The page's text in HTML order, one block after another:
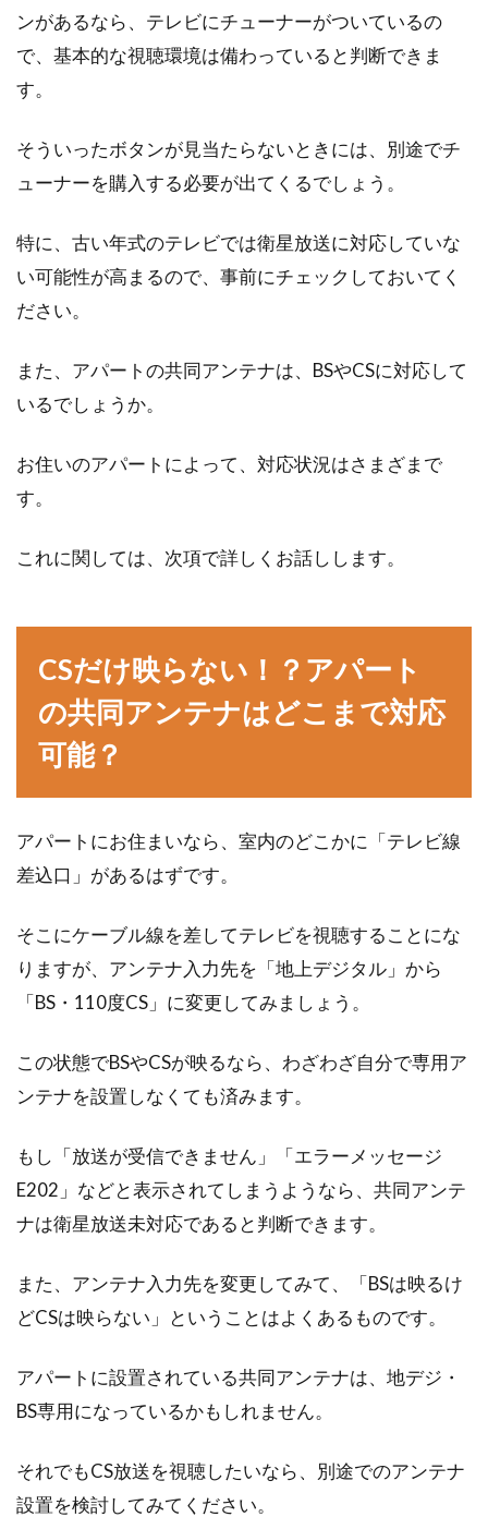
アパートのドアが壊れた！ドア交換
アパートに住んでいると、災害やトラブルなど
といいます。...
賃貸アパートに住んでいると、毎月の家賃支払
ら！こんな間取りが人気だ！
一戸建てを建てる、購入するときは、あれこれ
と希望や夢があふれてきますよね。満足感の高
い一戸建...
ンがあるなら、テレビにチューナーがついているの
で、基本的な視聴環境は備わっていると判断できま
す。
そういったボタンが見当たらないときには、別途でチ
ューナーを購入する必要が出てくるでしょう。
特に、古い年式のテレビでは衛星放送に対応していな
い可能性が高まるので、事前にチェックしておいてく
ださい。
また、アパートの共同アンテナは、BSやCSに対応して
いるでしょうか。
お住いのアパートによって、対応状況はさまざまで
す。
これに関しては、次項で詳しくお話しします。
CSだけ映らない！？アパート
の共同アンテナはどこまで対応
可能？
アパートにお住まいなら、室内のどこかに「テレビ線
差込口」があるはずです。
そこにケーブル線を差してテレビを視聴することにな
りますが、アンテナ入力先を「地上デジタル」から
「BS・110度CS」に変更してみましょう。
この状態でBSやCSが映るなら、わざわざ自分で専用ア
ンテナを設置しなくても済みます。
もし「放送が受信できません」「エラーメッセージ
E202」などと表示されてしまうようなら、共同アンテ
ナは衛星放送未対応であると判断できます。
また、アンテナ入力先を変更してみて、「BSは映るけ
どCSは映らない」ということはよくあるものです。
アパートに設置されている共同アンテナは、地デジ・
BS専用になっているかもしれません。
それでもCS放送を視聴したいなら、別途でのアンテナ
設置を検討してみてください。